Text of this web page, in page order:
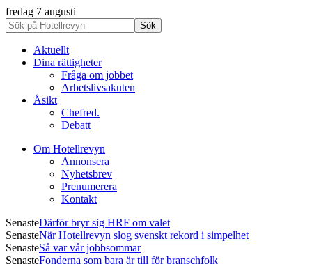
fredag 7 augusti
Aktuellt
Dina rättigheter
Fråga om jobbet
Arbetslivsakuten
Åsikt
Chefred.
Debatt
Om Hotellrevyn
Annonsera
Nyhetsbrev
Prenumerera
Kontakt
SenasteDärför bryr sig HRF om valet
SenasteNär Hotellrevyn slog svenskt rekord i simpelhet
SenasteSå var vår jobbsommar
SenasteFonderna som bara är till för branschfolk